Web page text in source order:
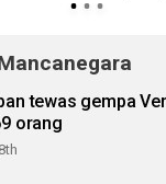
tewas gempa
orang